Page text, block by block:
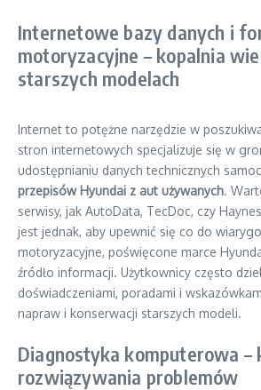
Internetowe bazy danych i
motoryzacyjne – kopalnia
starszych modelach
Internet to potężne narzędzie w
stron internetowych specjalizuje się w
udostępnianiu danych technicznych
przepisów Hyundai z aut używanych.
serwisy, jak AutoData, TecDoc, czy
jest jednak, aby upewnić się co do
motoryzacyjne, poświęcone marce
źródło informacji. Użytkownicy często
doświadczeniami, poradami i
napraw i konserwacji starszych modeli.
Diagnostyka komputerowa –
rozwiązywania problemów